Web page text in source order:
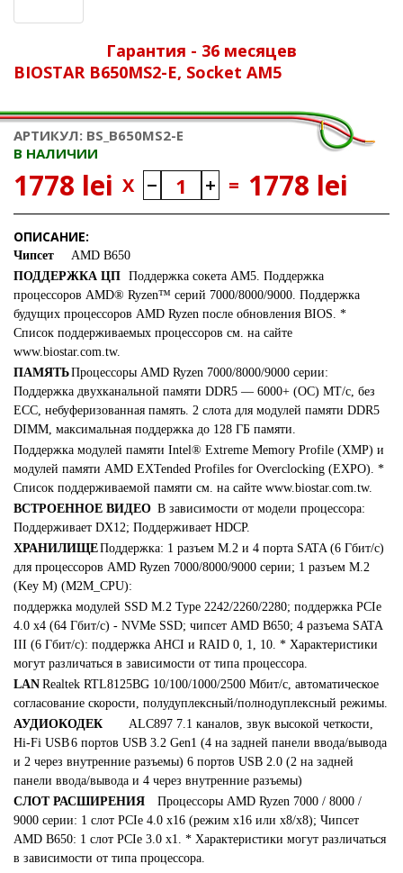
Гарантия - 36 месяцев
BIOSTAR B650MS2-E, Socket AM5
АРТИКУЛ: BS_B650MS2-E
В НАЛИЧИИ
1778 lei X = 1778 lei
ОПИСАНИЕ:
Чипсет
AMD B650
ПОДДЕРЖКА ЦП Поддержка сокета AM5. Поддержка
процессоров AMD® Ryzen™ серий 7000/8000/9000. Поддержка
будущих процессоров AMD Ryzen после обновления BIOS. *
Список поддерживаемых процессоров см. на сайте
www.biostar.com.tw.
ПАМЯТЬПроцессоры AMD Ryzen 7000/8000/9000 серии:
Поддержка двухканальной памяти DDR5 — 6000+ (OC) МТ/с, без
ECC, небуферизованная память. 2 слота для модулей памяти DDR5
DIMM, максимальная поддержка до 128 ГБ памяти.
Поддержка модулей памяти Intel® Extreme Memory Profile (XMP) и
модулей памяти AMD EXTended Profiles for Overclocking (EXPO). *
Список поддерживаемой памяти см. на сайте www.biostar.com.tw.
ВСТРОЕННОЕ ВИДЕО В зависимости от модели процессора:
Поддерживает DX12; Поддерживает HDCP.
ХРАНИЛИЩЕПоддержка: 1 разъем M.2 и 4 порта SATA (6 Гбит/с)
для процессоров AMD Ryzen 7000/8000/9000 серии; 1 разъем M.2
(Key M) (M2M_CPU):
поддержка модулей SSD M.2 Type 2242/2260/2280; поддержка PCIe
4.0 x4 (64 Гбит/с) - NVMe SSD; чипсет AMD B650; 4 разъема SATA
III (6 Гбит/с): поддержка AHCI и RAID 0, 1, 10. * Характеристики
могут различаться в зависимости от типа процессора.
LAN Realtek RTL8125BG 10/100/1000/2500 Мбит/с, автоматическое
согласование скорости, полудуплексный/полнодуплексный режимы.
АУДИОКОДЕК
ALC897 7.1 каналов, звук высокой четкости,
Hi-Fi USB6 портов USB 3.2 Gen1 (4 на задней панели ввода/вывода
и 2 через внутренние разъемы) 6 портов USB 2.0 (2 на задней
панели ввода/вывода и 4 через внутренние разъемы)
СЛОТ РАСШИРЕНИЯ
Процессоры AMD Ryzen 7000 / 8000 /
9000 серии: 1 слот PCIe 4.0 x16 (режим x16 или x8/x8); Чипсет
AMD B650: 1 слот PCIe 3.0 x1. * Характеристики могут различаться
в зависимости от типа процессора.